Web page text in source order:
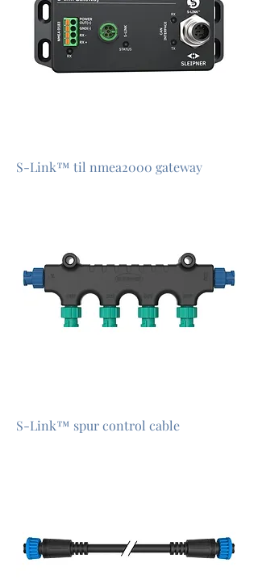
S-Link™ til nmea2000 gateway
S-Link™ spur control cable